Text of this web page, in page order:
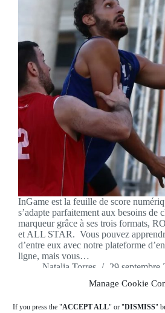
Manage Cookie
If you press the "ACCEPT ALL" or "DISMISS"
InGame est la feuille de score
s’adapte parfaitement aux besoins de
marqueur grâce à ses trois formats,
et ALL STAR. Vous pouvez
d’entre eux avec notre plateforme
ligne, mais vous…
Natalia Torres
29 septembre